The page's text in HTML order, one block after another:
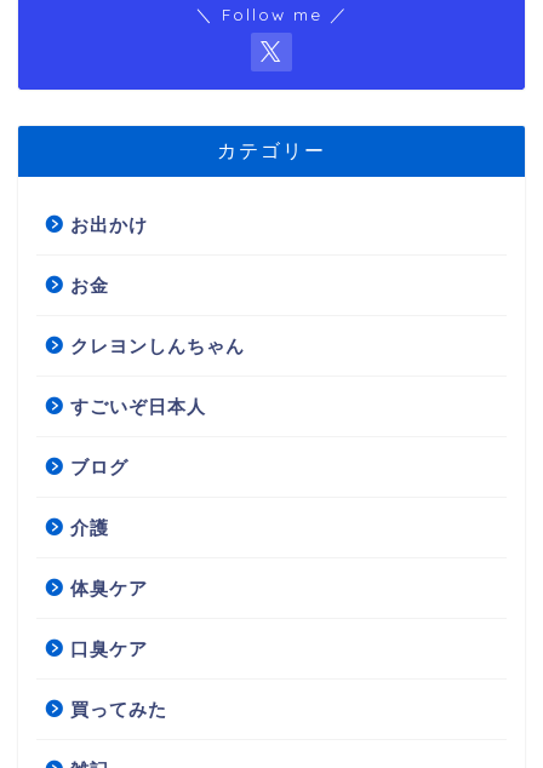
＼ Follow me ／
カテゴリー
お出かけ
お金
クレヨンしんちゃん
すごいぞ日本人
ブログ
介護
体臭ケア
口臭ケア
買ってみた